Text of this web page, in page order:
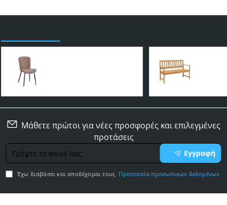
Μάθετε πρώτοι για νέες προσφορές και επιλεγμένες
προτάσεις
Γράψτε
το
email
σας
Εγγραφή
Έχω διαβάσει και αποδέχομαι τους Προστασία προσωπικών δεδομένων